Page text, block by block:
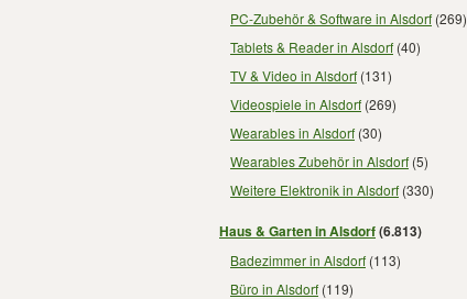
PC-Zubehör & Software in Alsdorf (269)
Tablets & Reader in Alsdorf (40)
TV & Video in Alsdorf (131)
Videospiele in Alsdorf (269)
Wearables in Alsdorf (30)
Wearables Zubehör in Alsdorf (5)
Weitere Elektronik in Alsdorf (330)
Haus & Garten in Alsdorf(6.813)
Badezimmer in Alsdorf (113)
Büro in Alsdorf (119)